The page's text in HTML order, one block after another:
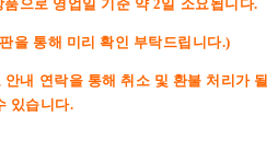
으로 영업일 기준 약 2일 소요됩니다.
을 통해 미리 확인 부탁드립니다.)
내 연락을 통해 취소 및 환불 처리가 될
있습니다.